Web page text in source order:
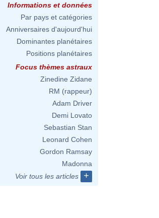
Informations et données
Par pays et catégories
Anniversaires d'aujourd'hui
Dominantes planétaires
Positions planétaires
Focus thèmes astraux
Zinedine Zidane
RM (rappeur)
Adam Driver
Demi Lovato
Sebastian Stan
Leonard Cohen
Gordon Ramsay
Madonna
Voir tous les articles
+